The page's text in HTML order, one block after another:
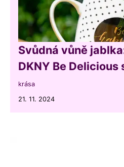
Svůdná vůně
DKNY Be Delicious
krása
21. 11. 2024